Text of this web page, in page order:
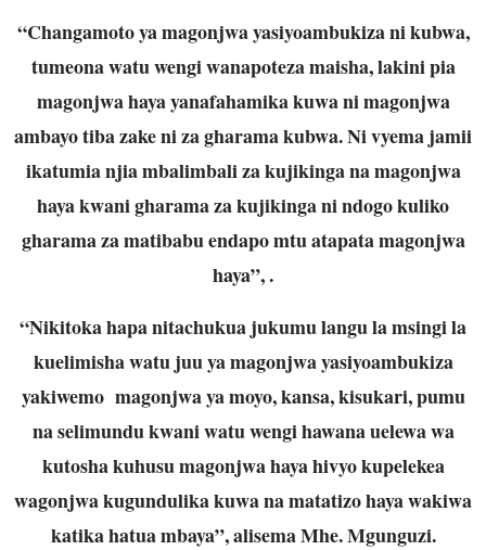
“Changamoto ya magonjwa yasiyoambukiza ni kubwa,
tumeona watu wengi wanapoteza maisha, lakini pia
magonjwa haya yanafahamika kuwa ni magonjwa
ambayo tiba zake ni za gharama kubwa. Ni vyema jamii
ikatumia njia mbalimbali za kujikinga na magonjwa
haya kwani gharama za kujikinga ni ndogo kuliko
gharama za matibabu endapo mtu atapata magonjwa
haya”, .
“Nikitoka hapa nitachukua jukumu langu la msingi la
kuelimisha watu juu ya magonjwa yasiyoambukiza
yakiwemo magonjwa ya moyo, kansa, kisukari, pumu
na selimundu kwani watu wengi hawana uelewa wa
kutosha kuhusu magonjwa haya hivyo kupelekea
wagonjwa kugundulika kuwa na matatizo haya wakiwa
katika hatua mbaya”, alisema Mhe. Mgunguzi.